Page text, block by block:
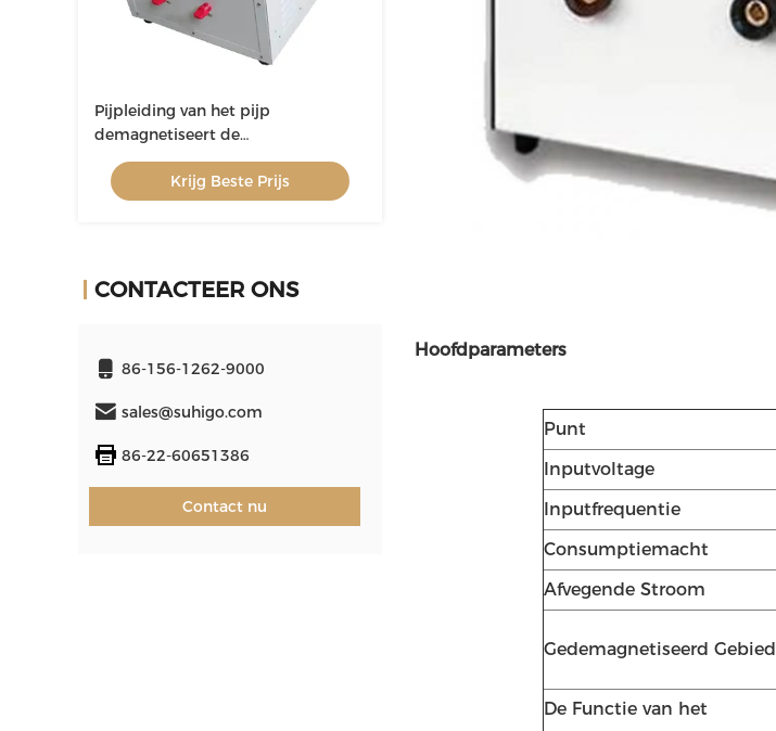
Pijpleiding van het pijp
demagnetiseert de
Demagnetiserende Materiaal Pijp
voor LassenKrijg Beste Prijs
CONTACTEER ONS
86-156-1262-9000
sales@suhigo.com
86-22-60651386
Contact nu
Hoofdparameters
Punt
Inputvoltage
Inputfrequentie
Consumptiemacht
Afvegende Stroom
Gedemagnetiseerd Gebied
De Functie van het